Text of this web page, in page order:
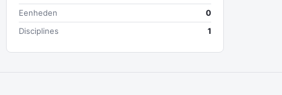
Eenheden
0
Disciplines
1